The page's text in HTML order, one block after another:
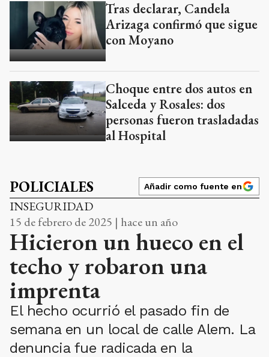
Tras declarar, Candela
Arizaga confirmó que sigue
con Moyano
Choque entre dos autos en
Salceda y Rosales: dos
personas fueron trasladadas
al Hospital
POLICIALES Añadir como fuente en
INSEGURIDAD
15 de febrero de 2025 | hace un año
Hicieron un hueco en el
techo y robaron una
imprenta
El hecho ocurrió el pasado fin de
semana en un local de calle Alem. La
denuncia fue radicada en la